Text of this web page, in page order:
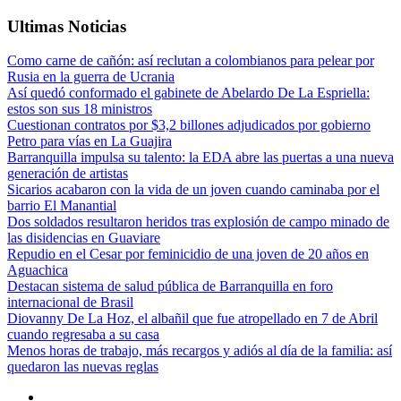
Ultimas Noticias
Como carne de cañón: así reclutan a colombianos para pelear por
Rusia en la guerra de Ucrania
Así quedó conformado el gabinete de Abelardo De La Espriella:
estos son sus 18 ministros
Cuestionan contratos por $3,2 billones adjudicados por gobierno
Petro para vías en La Guajira
Barranquilla impulsa su talento: la EDA abre las puertas a una nueva
generación de artistas
Sicarios acabaron con la vida de un joven cuando caminaba por el
barrio El Manantial
Dos soldados resultaron heridos tras explosión de campo minado de
las disidencias en Guaviare
Repudio en el Cesar por feminicidio de una joven de 20 años en
Aguachica
Destacan sistema de salud pública de Barranquilla en foro
internacional de Brasil
Diovanny De La Hoz, el albañil que fue atropellado en 7 de Abril
cuando regresaba a su casa
Menos horas de trabajo, más recargos y adiós al día de la familia: así
quedaron las nuevas reglas